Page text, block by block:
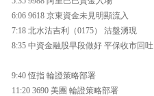
6:06 9618 京東資金未見明顯流入
7:18 北水沽吉利（0175） 沽盤湧現
8:35 中資金融股早段做好 平保收市回吐
9:40 恆指 輪證策略部署
11:20 3690 美團 輪證策略部署